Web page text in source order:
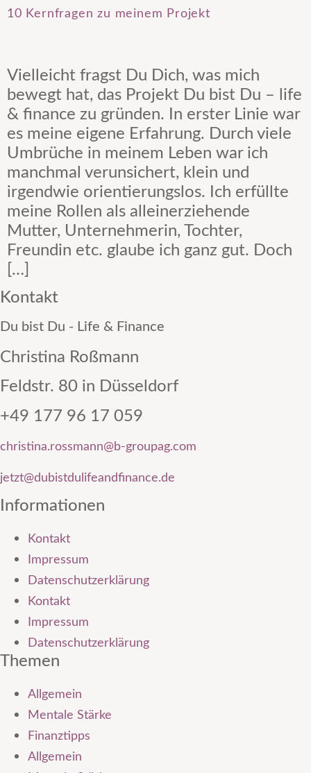
10 Kernfragen zu meinem Projekt
Vielleicht fragst Du Dich, was mich
bewegt hat, das Projekt Du bist Du – life
& finance zu gründen. In erster Linie war
es meine eigene Erfahrung. Durch viele
Umbrüche in meinem Leben war ich
manchmal verunsichert, klein und
irgendwie orientierungslos. Ich erfüllte
meine Rollen als alleinerziehende
Mutter, Unternehmerin, Tochter,
Freundin etc. glaube ich ganz gut. Doch
[…]
Kontakt
Du bist Du - Life & Finance
Christina Roßmann
Feldstr. 80 in Düsseldorf
+49 177 96 17 059
christina.rossmann@b-groupag.com
jetzt@dubistdulifeandfinance.de
Informationen
Kontakt
Impressum
Datenschutzerklärung
Kontakt
Impressum
Datenschutzerklärung
Themen
Allgemein
Mentale Stärke
Finanztipps
Allgemein